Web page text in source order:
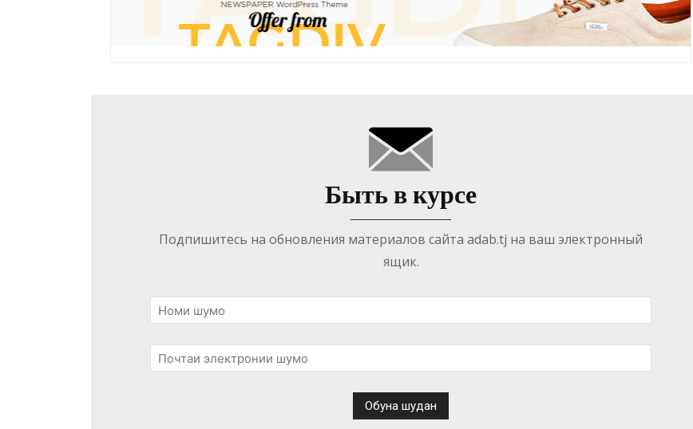
Быть в курсе
Подпишитесь на обновления материалов сайта adab.tj на ваш электронный
ящик.